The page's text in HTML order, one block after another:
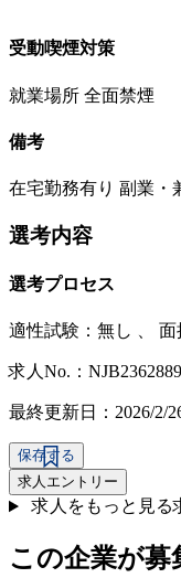
受動喫煙対策
就業場所 全面禁煙
備考
在宅勤務有り 副業・
選考内容
選考プロセス
適性試験： 無し 面
求人No.：NJB2362889
最終更新日：2026/2/
保存する
求人エントリー
求人をもっと見る
この企業が募